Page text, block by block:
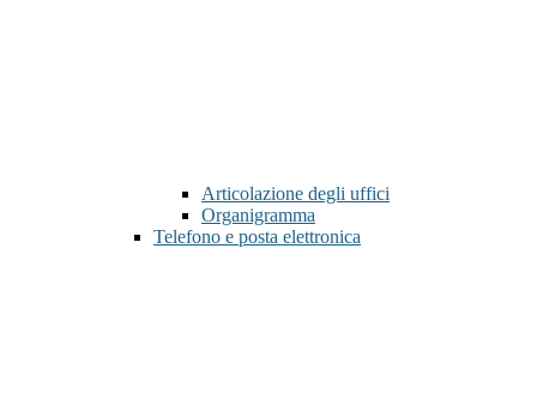
Articolazione degli uffici
Organigramma
Telefono e posta elettronica